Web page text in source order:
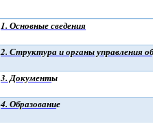
1. Основные сведения
2. Структура и органы управления
3. Документы
4. Образование